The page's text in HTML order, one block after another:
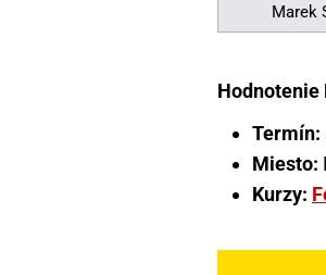
Marek
Hodnotenie
Termín:
Miesto:
Kurzy: